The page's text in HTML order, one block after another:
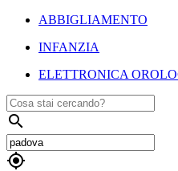
ABBIGLIAMENTO
INFANZIA
ELETTRONICA

